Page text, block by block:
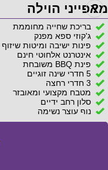
?
מאפייני הוילה
בריכת שחייה מחוממת
ג'קוזי ספא מפנק
פינות ישיבה ומיטות שיזוף
אינטרנט אלחוטי חינם
פינת BBQ משובחת
5 חדרי שינה זוגיים
3 חדרי רחצה
מטבח מקצועי ומאובזר
סלון רחב ידיים
נוף עוצר נשימה